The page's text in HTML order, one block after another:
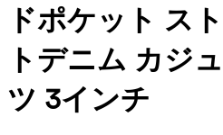
ドポケット ス
トデニム カジ
ツ 3インチ